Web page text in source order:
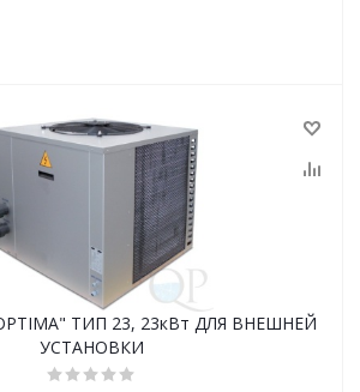
ТИП 23, 23кВт ДЛЯ ВНЕШНЕЙ
УСТАНОВКИ